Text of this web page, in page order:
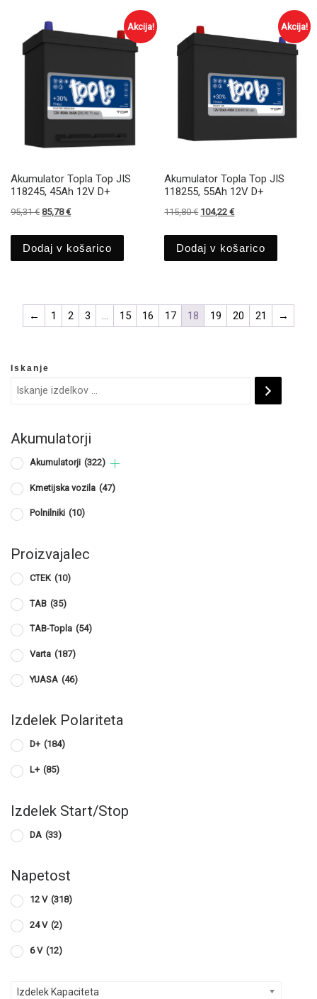
Akcija!
Akumulator Topla Top JIS
118245, 45Ah 12V D+
95,31€ Izvirna cena je bila: 95,31 €.
85,78€Trenutna cena je: 85,78 €.
Dodaj v košarico
Akcija!
Akumulator Topla Top JIS
118255, 55Ah 12V D+
115,80€ Izvirna cena je bila: 115,80 €.
104,22€Trenutna cena je:
Dodaj v košarico
← 1 2 3 … 15 16 17 18 19 20 21 →
Iskanje
Akumulatorji
Akumulatorji (322)
Kmetijska vozila (47)
Polnilniki (10)
Proizvajalec
CTEK (10)
TAB (35)
TAB-Topla (54)
Varta (187)
YUASA (46)
Izdelek Polariteta
D+ (184)
L+ (85)
Izdelek Start/Stop
DA (33)
Napetost
12 V (318)
24 V (2)
6 V (12)
Izdelek Kapaciteta